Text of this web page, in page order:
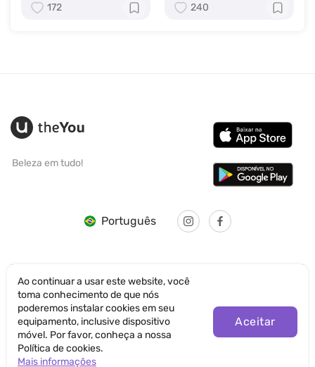
172 240
Beleza em tudo!
Português
© SANTICUM INTERNATIONAL LTD
Política de Privacidade
Ao continuar a usar este website, você
toma conhecimento de que nós
poderemos instalar cookies em seu
equipamento, inclusive dispositivo
móvel. Por favor, conheça a nossa
Política de cookies.
Mais informações
Aceitar